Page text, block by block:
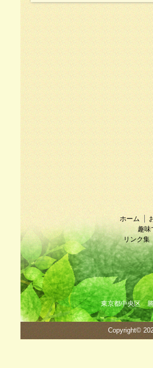
ホーム
趣味
リンク集
東京都中央区
Copyright©